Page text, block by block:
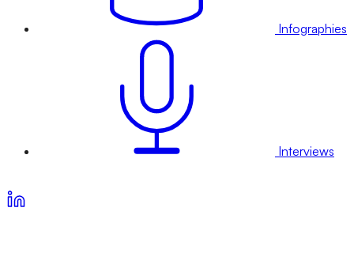
Infographies
Interviews